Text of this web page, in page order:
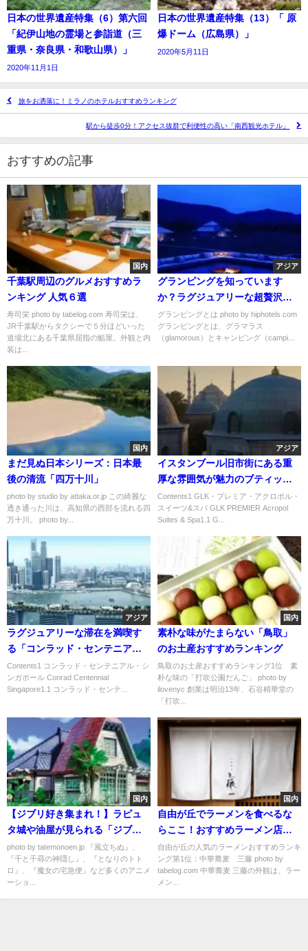
日本の世界遺産特集（6）第六回
「紀伊山地の霊場と参詣道（三
重県・奈良県・和歌山県）」
2020年11月1日
日本の世界遺産特集（13）「 原
爆ドーム（広島県）」
2020年5月11日
旅をお洒落に！ミラノのホテルおすすめランキング
駅から徒歩0分！アクセス抜群で利便性の高い「南西観光ホテル」
おすすめの記事
国内
千葉駅周辺のグルメおすすめラ
ンキング 人気６選
寿司栄 photo by tabelog.com 寿司栄は、
JR千葉駅からタクシーで５分ほどいった
道場北にある千葉県屈指の鮨屋。外観と内
装は...
アジア
グランピングを知っています
か？ラグジュアリーな超贅沢キ
ャンプを体験しよう
グランピングとは photo by hiphotels.com
グランピングとは、グラマラス
（glamorous）とキャンピング（campi...
国内
まだ見ぬ日本シリーズ：日本最
後の清流「四万十川」
photo by studio by attaka.or.jp この綺麗な
透き通った川は、高知県の西部を流れる四
万十川。 photo by...
アジア
イスタンブール旧市街にある重
厚な雰囲気が魅力のブティッ
ク・ホテル「GLK・プレミア・
アクロポル・スイーツ & スパ」
Contents1 GLK・プレミア・アクロポル・
スイーツ&スパ GLK PREMIER Acropol
Suites & Spa1.1 G...
アジア
ラグジュアリーな滞在を満喫す
る「コンラッド・センテニア
ル・シンガポール」
Contents1 コンラッド・センテニアル・シ
ンガポール Conrad Centennial
Singapore1.1 コンラッド・センテ...
国内
素朴な味がたまらない「鳥取」
のお土産おすすめランキング
鳥取のお土産おすすめランキング1位 素
朴な味の「打吹公園だんご」 photo by
ilovenyc 創業は明治13年、石谷精華堂の
「打吹...
国内
【ジブリ好き集まれ！】ラピュ
タ城や油屋が見られる「ジブリ
の立体建造物展」が都内で開催
中
photo by tatemonoen.jp 『風立ちぬ』、
『千と千尋の神隠し』、『となりのトト
ロ』、『魔女の宅急便』など多くのアニメ
ーショ...
国内
自由が丘でラーメンを食べるな
らここ！おすすめラーメン店ラ
ンキングTOP5
自由が丘の人気のラーメンおすすめランキ
ング第1位：中華蕎麦 三藤 photo by
tabelog.com 中華蕎麦 三藤の外観は、ラー
メン...